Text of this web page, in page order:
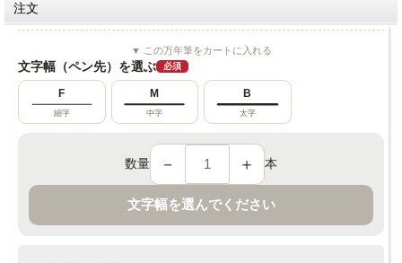
注文
▼ この万年筆をカートに入れる
文字幅（ペン先）を選ぶ 必須
F
細字
M
中字
B
太字
数量 － ＋ 本
文字幅を選んでください